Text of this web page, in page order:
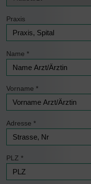
Praxis
Name *
Vorname *
Adresse *
PLZ *